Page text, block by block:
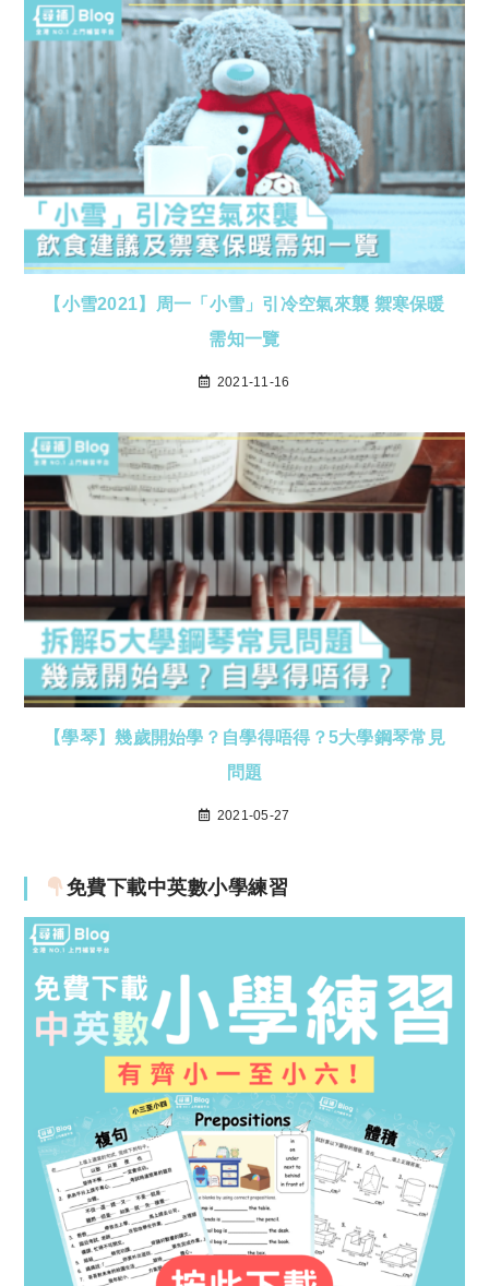
【小雪2021】周一「小雪」引冷空氣來襲 禦寒保暖
需知一覽
2021-11-16
【學琴】幾歲開始學？自學得唔得？5大學鋼琴常見
問題
2021-05-27
免費下載中英數小學練習